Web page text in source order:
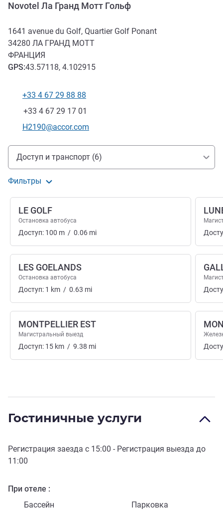
Novotel Ла Гранд Мотт Гольф
1641 avenue du Golf, Quartier Golf Ponant
34280 ЛА ГРАНД МОТТ
ФРАНЦИЯ
GPS:43.57118, 4.102915
Телефон
+33 4 67 29 88 88
Факс
+33 4 67 29 17 01
Контактный адрес электронной почты
H2190@accor.com
Доступ и транспорт
Доступ и транспорт (6)
Фильтры
LE GOLF
Остановка автобуса
Доступ: 100 m / 0.06 mi
LES GOELANDS
Остановка автобуса
Доступ: 1 km / 0.63 mi
MONTPELLIER EST
Магистральный выезд
Доступ: 15 km / 9.38 mi
Гостиничные услуги
Регистрация заезда с 15:00 - Регистрация выезда до
11:00
При отеле
Бассейн
Парковка